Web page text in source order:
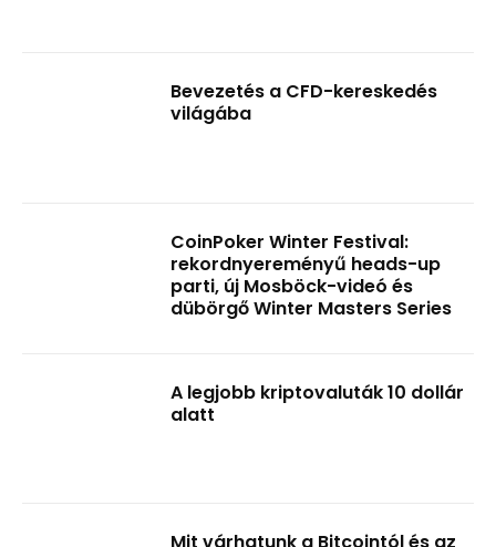
Bevezetés a CFD-kereskedés
világába
CoinPoker Winter Festival:
rekordnyereményű heads-up
parti, új Mosböck-videó és
dübörgő Winter Masters Series
A legjobb kriptovaluták 10 dollár
alatt